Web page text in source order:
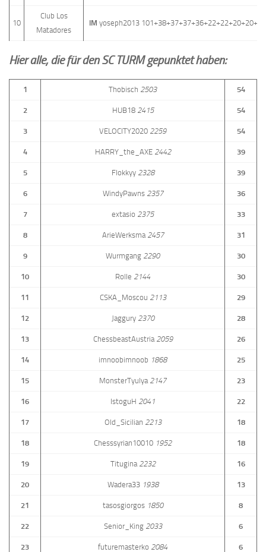
10
Club Los
Matadores
IM yoseph2013
Hier alle, die für den SC TURM gepunktet haben:
1 Thobisch 2503 54
2 HUB182415 54
3 VELOCITY2020 2259 54
4 HARRY_the_AXE2442 39
5 Flokkyy2328 39
6 WindyPawns2357 36
7 extasio 2375 33
8 ArieWerksma2457 31
9 Wurmgang 2290 30
10 Rolle 2144 30
11 CSKA_Moscou 2113 29
12 Jaggury2370 28
13 ChessbeastAustria2059 26
14 imnoobimnoob 1868 25
15 MonsterTyulya 2147 23
16 IstoguH 2041 22
17 Old_Sicilian 2213 18
18 Chesssyrian10010 1952 18
19 Titugina2232 16
20 Wadera331938 13
21 tasosgiorgos1850 8
22 Senior_King2033 6
23 futuremasterko 2084 6